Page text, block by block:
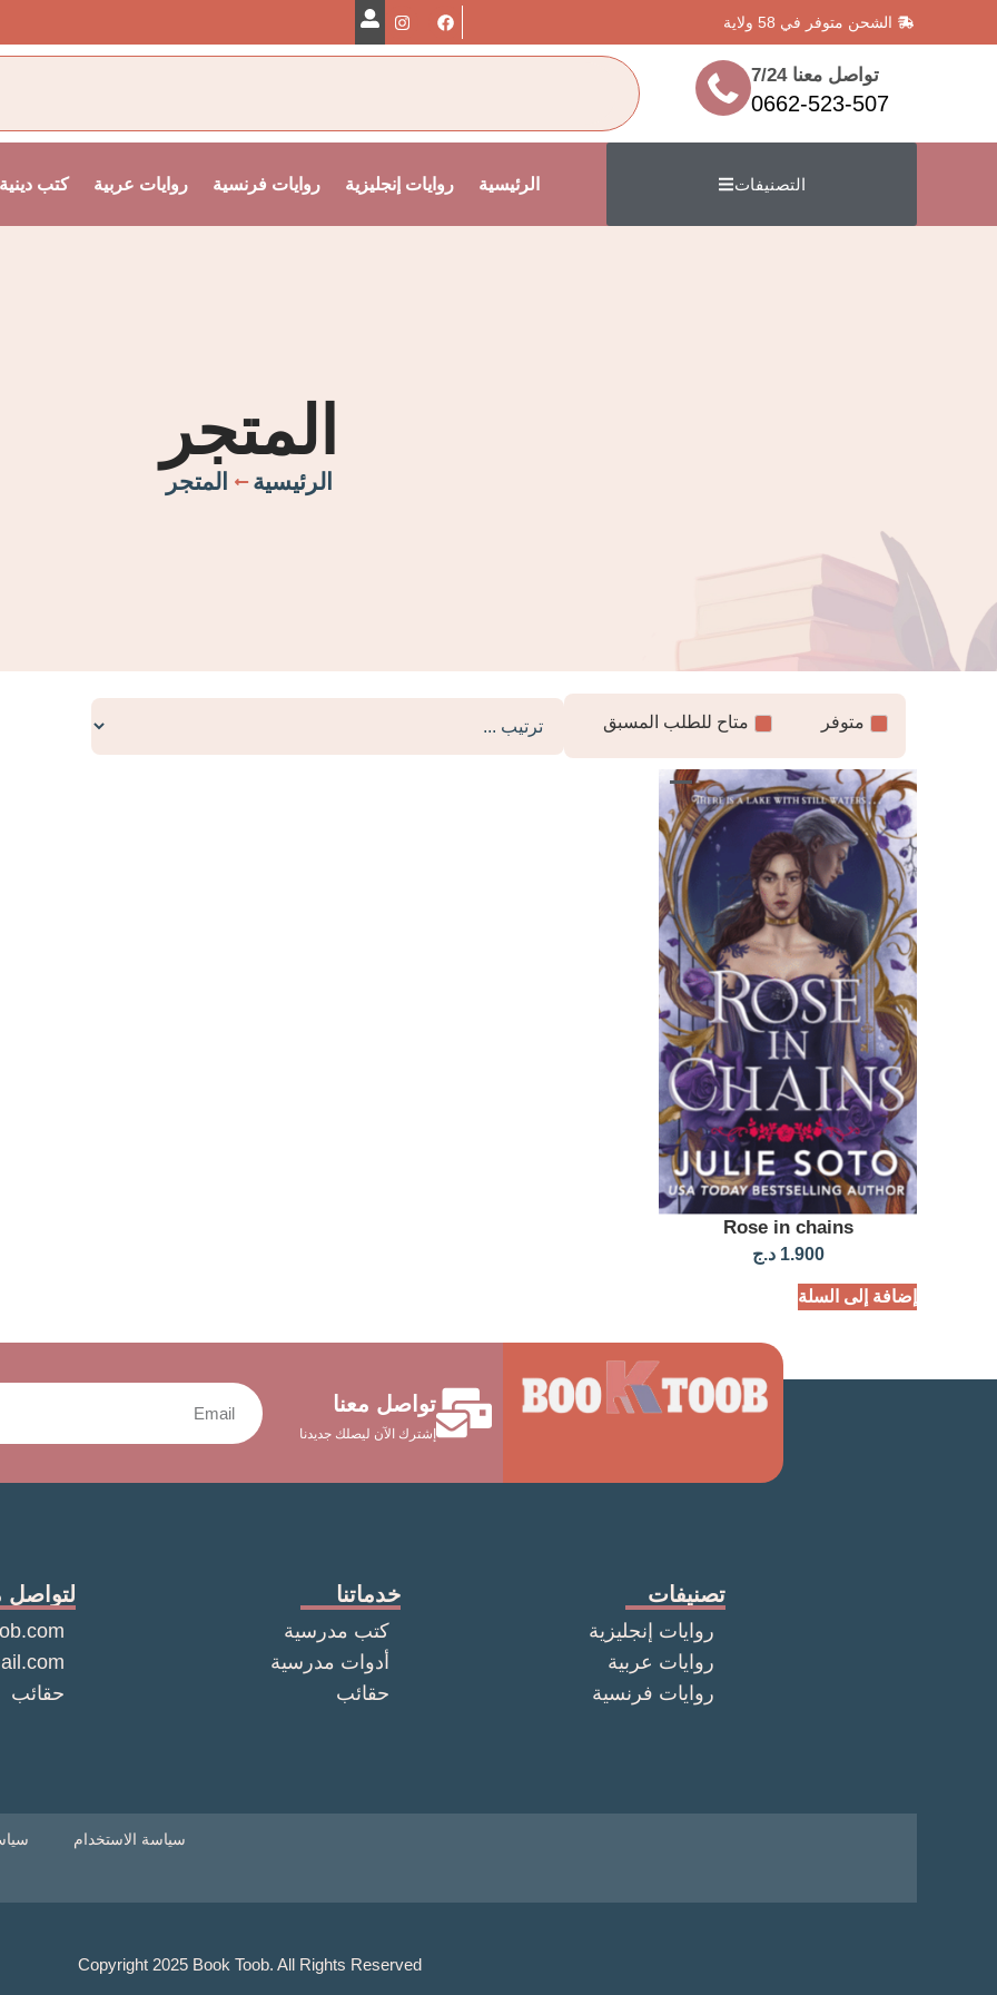
الشحن متوفر في 58 ولاية
تواصل معنا 7/24
0662-523-507
التصنيفات الرئيسية روايات إنجليزية روايات فرنسية روايات عربية كتب
المتجر
الرئيسية المتجر
متوفر متاح للطلب المسبق
Rose in chains
1.900 د.ج
إضافة إلى السلة
تواصل معنا
إشترك الآن ليصلك جديدنا
تصنيفات
روايات إنجليزية
روايات عربية
روايات فرنسية
خدماتنا
كتب مدرسية
أدوات مدرسية
حقائب
لتواصل
حقائب
سياسة الاستخدام
Copyright 2025 Book Toob. All Rights Reserved